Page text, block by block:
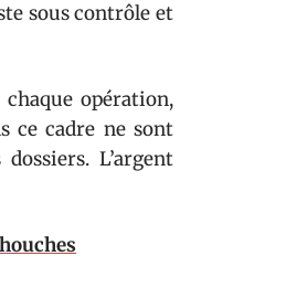
sous contrôle et
opération,
ce cadre ne sont
L’argent